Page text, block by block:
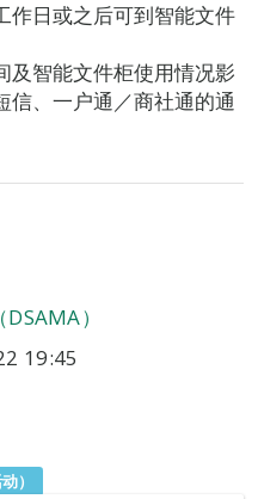
作日或之后可到智能文件
及智能文件柜使用情况影
信、一户通／商社通的通
）
19:45
）